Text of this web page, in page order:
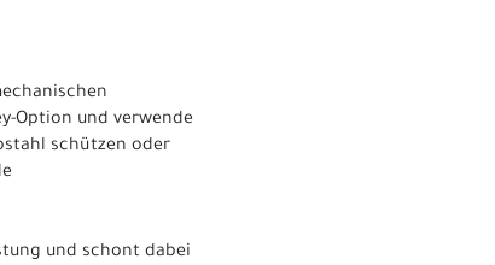
Option und verwende
schützen oder
und schont dabei